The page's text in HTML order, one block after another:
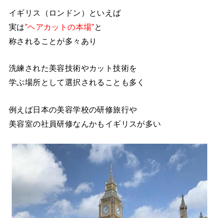
イギリス（ロンドン）といえば
実は”ヘアカットの本場”と
称されることが多々あり
洗練された美容技術やカット技術を
学ぶ場所として選択されることも多く
例えば日本の美容学校の研修旅行や
美容室の社員研修なんかもイギリスが多い